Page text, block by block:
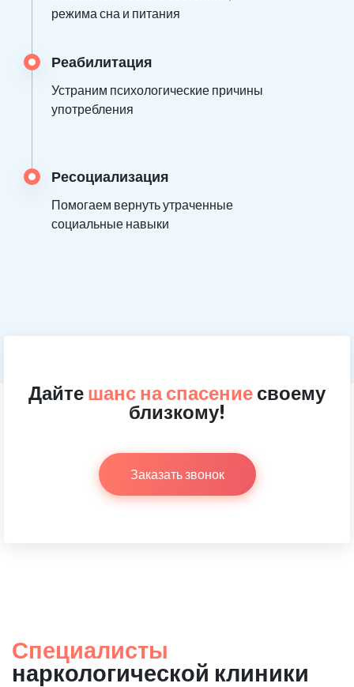
режима сна и питания
Реабилитация
Устраним психологические причины
употребления
Ресоциализация
Помогаем вернуть утраченные
социальные навыки
Дайте шанс на спасение своему
близкому!
Заказать звонок
Специалисты
наркологической клиники